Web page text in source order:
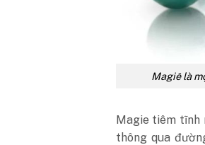
Magiê là
Magie tiêm tĩnh
thông qua